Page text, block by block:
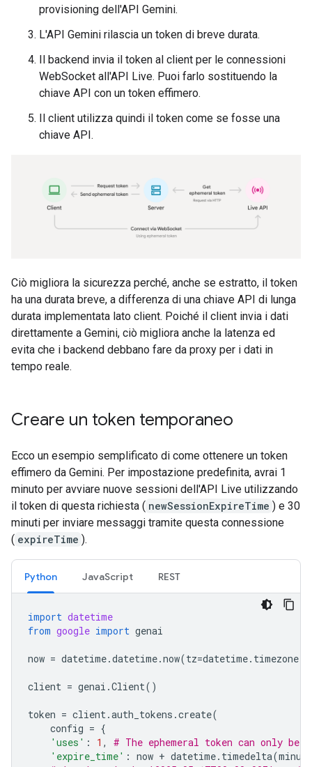
provisioning dell'API Gemini.
L'API Gemini rilascia un token di breve durata.
Il backend invia il token al client per le connessioni
WebSocket all'API Live. Puoi farlo sostituendo la
chiave API con un token effimero.
Il client utilizza quindi il token come se fosse una
chiave API.
Ciò migliora la sicurezza perché, anche se estratto, il token
ha una durata breve, a differenza di una chiave API di lunga
durata implementata lato client. Poiché il client invia i dati
direttamente a Gemini, ciò migliora anche la latenza ed
evita che i backend debbano fare da proxy per i dati in
tempo reale.
Creare un token temporaneo
Ecco un esempio semplificato di come ottenere un token
effimero da Gemini. Per impostazione predefinita, avrai 1
minuto per avviare nuove sessioni dell'API Live utilizzando
il token di questa richiesta ( newSessionExpireTime ) e 30
minuti per inviare messaggi tramite questa connessione
( expireTime ).
Python JavaScript REST
import datetime
from google import genai
now = datetime.datetime.now(tz=datetime. timezone
client = genai .Client()
token = client.auth_tokens .create(
config = {
'uses' : 1 ,
# The ephemeral token can only
'expire_time' : now + datetime. timedelta(